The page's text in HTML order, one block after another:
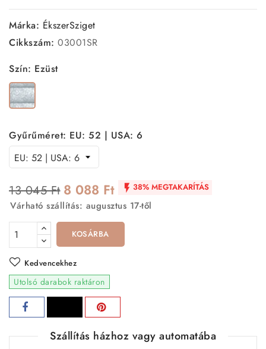
Márka: ÉkszerSziget
Cikkszám: 03001SR
Szín: Ezüst
Ezüst
Gyűrűméret: EU: 52 | USA: 6
13 045 Ft 8 088 Ft  38% MEGTAKARÍTÁS
Várható szállítás: augusztus 17-től
KOSÁRBA
Kedvencekhez
Utolsó darabok raktáron
Szállítás házhoz vagy automatába